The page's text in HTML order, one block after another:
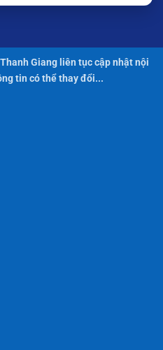
Giang liên tục cập nhật nội
tin có thể thay đổi...